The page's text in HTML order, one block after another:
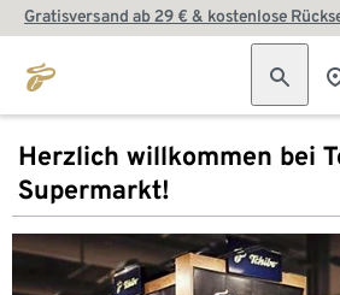
Gratisversand ab 29 € & kostenlose
Herzlich willkommen bei
Supermarkt!